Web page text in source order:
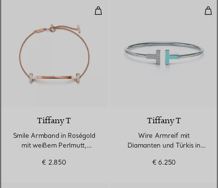
Smile Armband in Roségold mit
Tiffany T
Smile Armband in Roségold
mit weißem Perlmutt,
€ 2.850
Tiffany T
Wire Armreif mit
Diamanten und Türkis in
€ 6.250